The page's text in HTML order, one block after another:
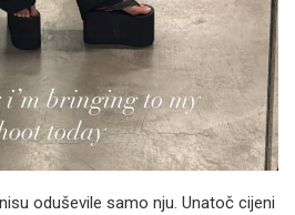
oduševile samo nju. Unatoč cijeni